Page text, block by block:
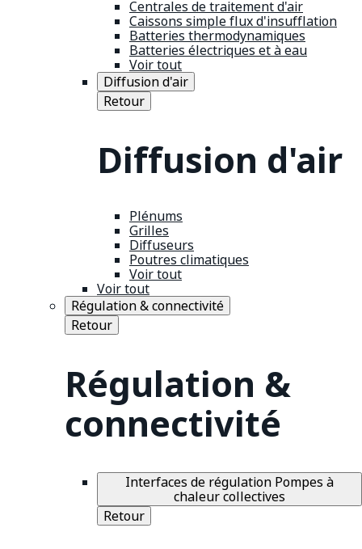
Centrales de traitement d'air
Caissons simple flux d'insufflation
Batteries thermodynamiques
Batteries électriques et à eau
Voir tout
Diffusion d'air
Retour
Diffusion d'air
Plénums
Grilles
Diffuseurs
Poutres climatiques
Voir tout
Voir tout
Régulation & connectivité
Retour
Régulation &
connectivité
Interfaces de régulation Pompes à
chaleur collectives
Retour